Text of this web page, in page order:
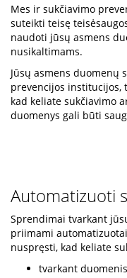
Mes ir sukčiavimo
suteikti teisę
naudoti jūsų asmens
nusikaltimams.
Jūsų asmens duomenų
prevencijos institucijos,
kad keliate sukčiavimo
duomenys gali būti
Automatizuoti
Sprendimai tvarkant
priimami
nuspręsti, kad keliate
tvarkant